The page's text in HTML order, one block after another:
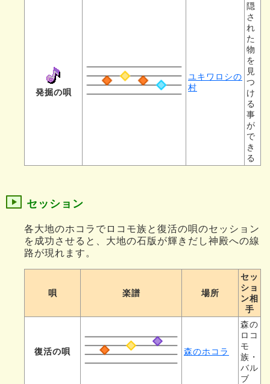
発掘の唄
ユキワロシの
村
隠
さ
れ
た
物
を
見
つ
け
る
事
が
で
き
る
セッション
各大地のホコラでロコモ族と復活の唄のセッション
を成功させると、大地の石版が輝きだし神殿への線
路が現れます。
唄 楽譜 場所
セッ
ショ
ン相
手
復活の唄 森のホコラ
森の
ロコ
モ
族・
バル
ブ